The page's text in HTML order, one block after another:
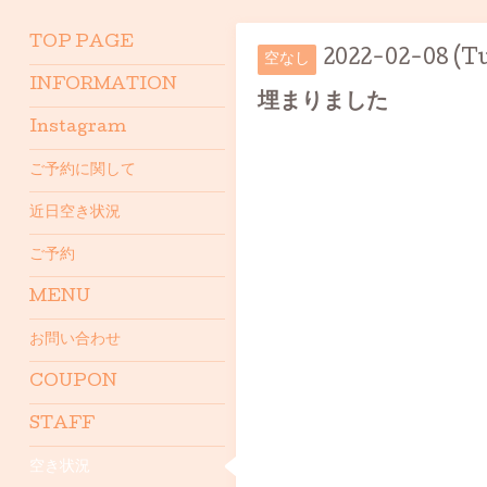
空なし 2022-02-08
埋まりました
TOP PAGE
INFORMATION
Instagram
ご予約に関して
近日空き状況
ご予約
MENU
お問い合わせ
COUPON
STAFF
空き状況